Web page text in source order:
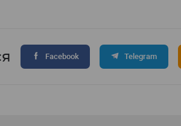
Facebook Telegram